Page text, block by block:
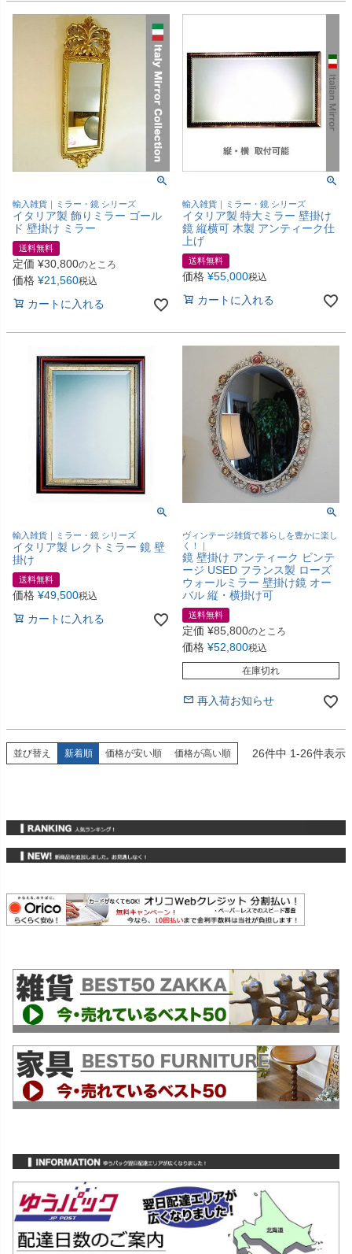
輸入雑貨｜ミラー・鏡 シリーズ
イタリア製 飾りミラー ゴール
ド 壁掛け ミラー
送料無料
定価 ¥30,800のところ
価格 ¥21,560税込
カートに入れる
輸入雑貨｜ミラー・鏡 シリーズ
イタリア製 特大ミラー 壁掛け
鏡 縦横可 木製 アンティーク仕
上げ
送料無料
価格 ¥55,000税込
カートに入れる
輸入雑貨｜ミラー・鏡 シリーズ
イタリア製 レクトミラー 鏡 壁
掛け
送料無料
価格 ¥49,500税込
カートに入れる
ヴィンテージ雑貨で暮らしを豊かに楽し
く！｜
鏡 壁掛け アンティーク ビンテ
ージ USED フランス製 ローズ
ウォールミラー 壁掛け鏡 オー
バル 縦・横掛け可
送料無料
定価 ¥85,800のところ
価格 ¥52,800税込
在庫切れ
再入荷お知らせ
並び替え 新着順 価格が安い順 価格が高い順 26件中 1-26件表示